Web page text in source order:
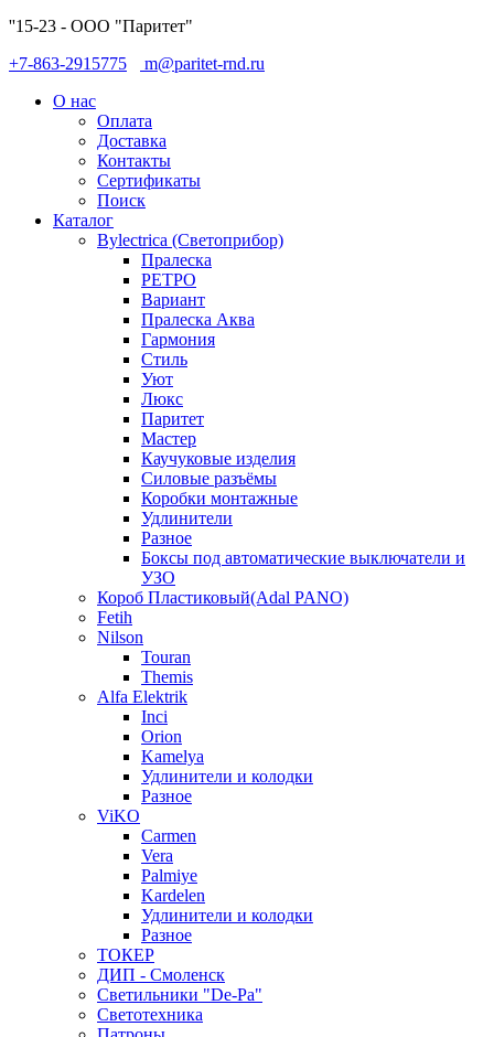
''15-23 - ООО "Паритет"
+7-863-2915775
m@paritet-rnd.ru
О нас
Оплата
Доставка
Контакты
Сертификаты
Поиск
Каталог
Bylectrica (Светоприбор)
Пралеска
РЕТРО
Вариант
Пралеска Аква
Гармония
Стиль
Уют
Люкс
Паритет
Мастер
Каучуковые изделия
Силовые разъёмы
Коробки монтажные
Удлинители
Разное
Боксы под автоматические выключатели и
УЗО
Короб Пластиковый(Adal PANO)
Fetih
Nilson
Touran
Themis
Alfa Elektrik
Inci
Orion
Kamelya
Удлинители и колодки
Разное
ViKO
Carmen
Vera
Palmiye
Kardelen
Удлинители и колодки
Разное
ТОКЕР
ДИП - Смоленск
Светильники "De-Pa"
Светотехника